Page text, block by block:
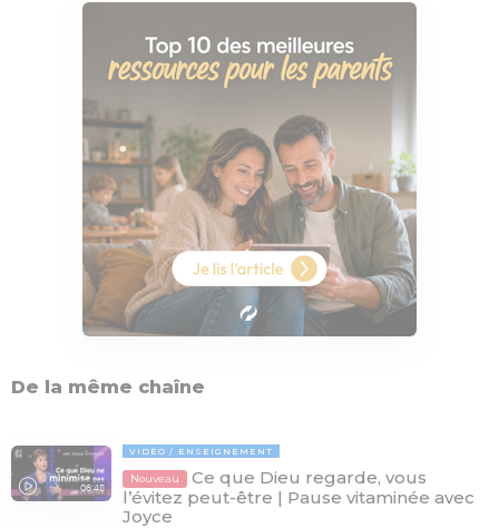
De la même chaîne
06:48
VIDÉO ENSEIGNEMENT
Nouveau
Ce que Dieu regarde, vous
l’évitez peut-être | Pause vitaminée avec
Joyce